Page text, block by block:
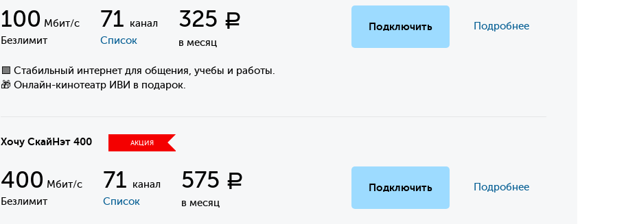
100 Мбит/с
Безлимит
71 канал
Список
325 Р
в месяц
Подключить Подробнее
🟩 Стабильный интернет для общения, учебы и работы.
🎁 Онлайн-кинотеатр ИВИ в подарок.
Хочу СкайНэт 400 АКЦИЯ
400 Мбит/с
Безлимит
71 канал
Список
575 Р
в месяц
Подключить Подробнее